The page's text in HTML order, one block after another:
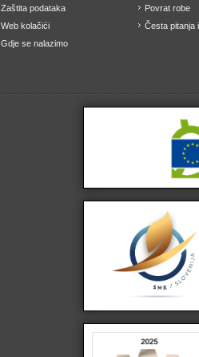
Zaštita podataka
Web kolačići
Gdje se nalazimo
Povrat robe
Česta pitanja